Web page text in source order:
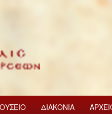
ΔΙΑΚΟΝΙΑ